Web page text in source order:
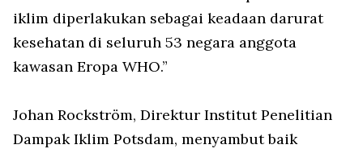
iklim diperlakukan sebagai keadaan darurat
kesehatan di seluruh 53 negara anggota
kawasan Eropa WHO.”
Johan Rockström, Direktur Institut Penelitian
Dampak Iklim Potsdam, menyambut baik